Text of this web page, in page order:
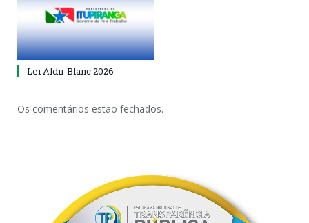
Lei Aldir Blanc 2026
Os comentários estão fechados.